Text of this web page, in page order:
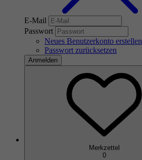
E-Mail
Passwort
Neues Benutzerkonto erstellen
Passwort zurücksetzen
Anmelden
Merkzettel
0